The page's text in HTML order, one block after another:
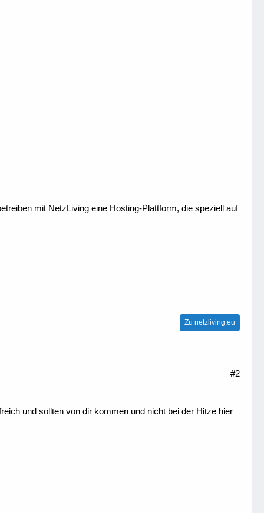
mit NetzLiving eine Hosting-Plattform, die speziell auf
Zu netzliving.eu
#2
und sollten von dir kommen und nicht bei der Hitze hier